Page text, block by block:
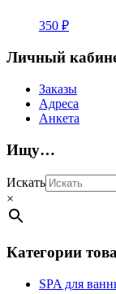
350 ₽
Личный
Заказы
Адреса
Анкета
Ищу…
Искать
×
Категории
SPA для